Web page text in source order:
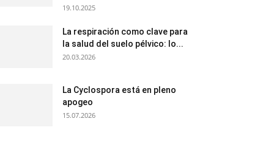
19.10.2025
La respiración como clave para
la salud del suelo pélvico: lo...
20.03.2026
La Cyclospora está en pleno
apogeo
15.07.2026